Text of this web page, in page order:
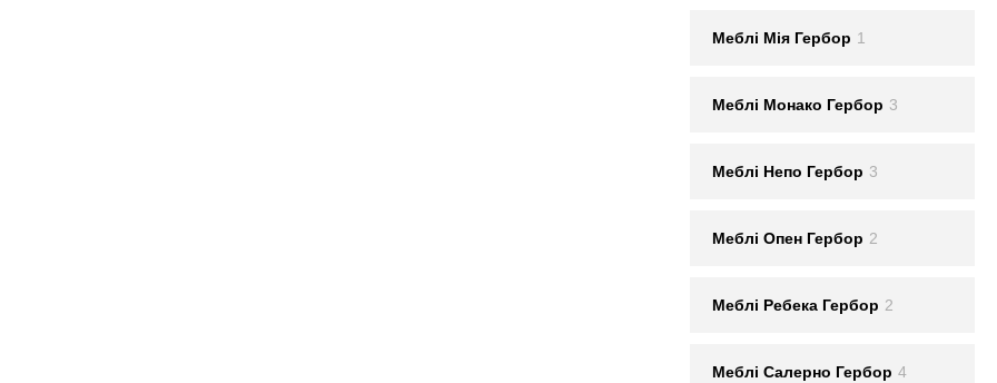
Меблi Мія Гербор 1
Меблi Монако Гербор 3
Меблi Непо Гербор 3
Меблi Опен Гербор 2
Меблi Ребека Гербор 2
Меблi Салерно Гербор 4